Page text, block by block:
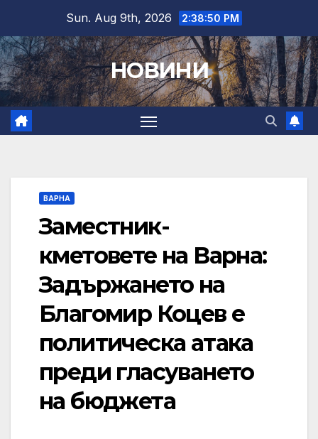
content
Sun. Aug 9th, 2026 2:38:52 PM
НОВИНИ
ВАРНА
Заместник-
кметовете на Варна:
Задържането на
Благомир Коцев е
политическа атака
преди гласуването
на бюджета